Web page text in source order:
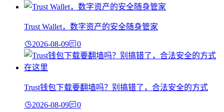
Trust Wallet，数字资产的安全随身管家
2026-08-09 0
Trust钱包下载要翻墙吗？别搞错了，合法安全的方式
2026-08-09 0